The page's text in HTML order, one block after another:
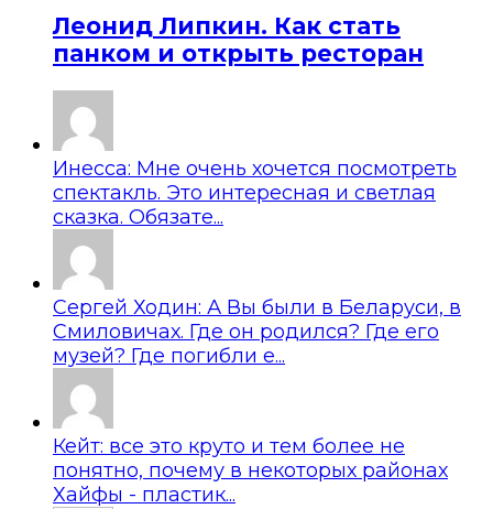
Леонид Липкин. Как стать
панком и открыть ресторан
Инесса: Мне очень хочется посмотреть
спектакль. Это интересная и светлая
сказка. Обязате...
Сергей Ходин: А Вы были в Беларуси, в
Смиловичах. Где он родился? Где его
музей? Где погибли е...
Кейт: все это круто и тем более не
понятно, почему в некоторых районах
Хайфы - пластик...